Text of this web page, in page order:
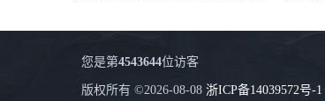
您是第4543644位访客
版权所有 ©2026-08-08 浙ICP备14039572号-1